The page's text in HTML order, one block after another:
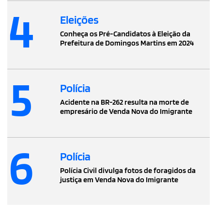
4 Eleições
Conheça os Pré-Candidatos à Eleição da
Prefeitura de Domingos Martins em 2024
5 Polícia
Acidente na BR-262 resulta na morte de
empresário de Venda Nova do Imigrante
6 Polícia
Polícia Civil divulga fotos de foragidos da
justiça em Venda Nova do Imigrante